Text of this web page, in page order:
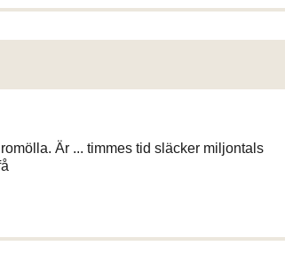
Är ... timmes tid släcker miljontals